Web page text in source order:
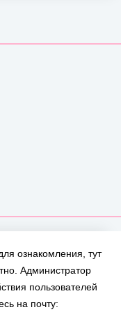
ознакомления, тут
Администратор
пользователей
на почту: